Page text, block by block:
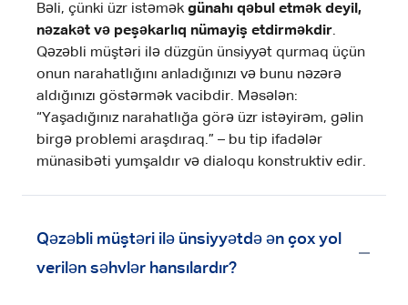
Bəli, çünki üzr istəmək günahı qəbul etmək deyil,
nəzakət və peşəkarlıq nümayiş etdirməkdir.
Qəzəbli müştəri ilə düzgün ünsiyyət qurmaq üçün
onun narahatlığını anladığınızı və bunu nəzərə
aldığınızı göstərmək vacibdir. Məsələn:
“Yaşadığınız narahatlığa görə üzr istəyirəm, gəlin
birgə problemi araşdıraq.” – bu tip ifadələr
münasibəti yumşaldır və dialoqu konstruktiv edir.
Qəzəbli müştəri ilə ünsiyyətdə ən çox yol
verilən səhvlər hansılardır?